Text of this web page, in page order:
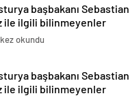
başbakanı Sebastian
ile ilgili bilinmeyenler
okundu
başbakanı Sebastian
ile ilgili bilinmeyenler